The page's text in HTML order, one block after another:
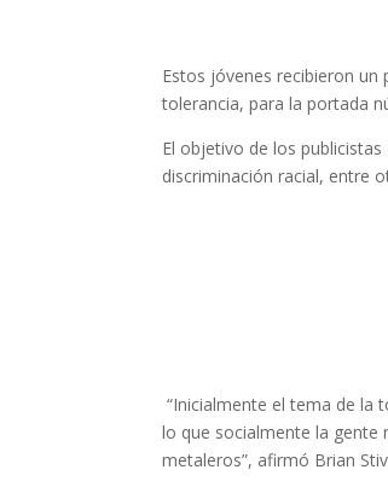
Estos jóvenes recibieron
tolerancia, para la portada
El objetivo de los
discriminación racial, entre
“Inicialmente el tema de la
lo que socialmente la gente
metaleros”, afirmó Brian